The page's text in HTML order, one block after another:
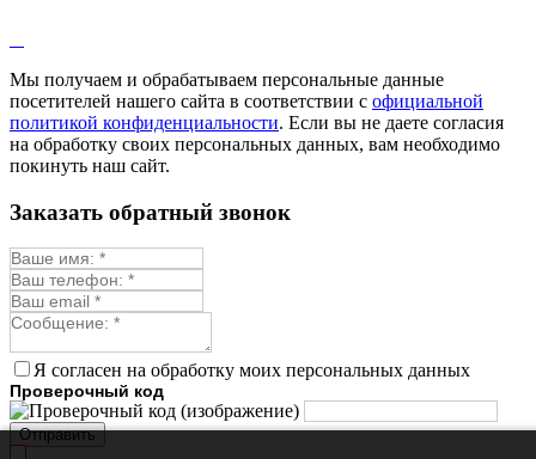
Мыльнянка
Мята
Овсяный корень
Огуречная трава
Пустырник
Репешок
Синюха
Смесь лекарственных
Стевия
Тимьян ползучий (чабрец)
Фенхель лекарственный
Цикорий лекарственный
Мы получаем и обрабатываем персональные данные
посетителей нашего сайта в соответствии с официальной
политикой конфиденциальности. Если вы не даете согласия
на обработку своих персональных данных, вам необходимо
покинуть наш сайт.
Заказать обратный звонок
Я согласен на обработку моих персональных данных
Проверочный код
Отправить